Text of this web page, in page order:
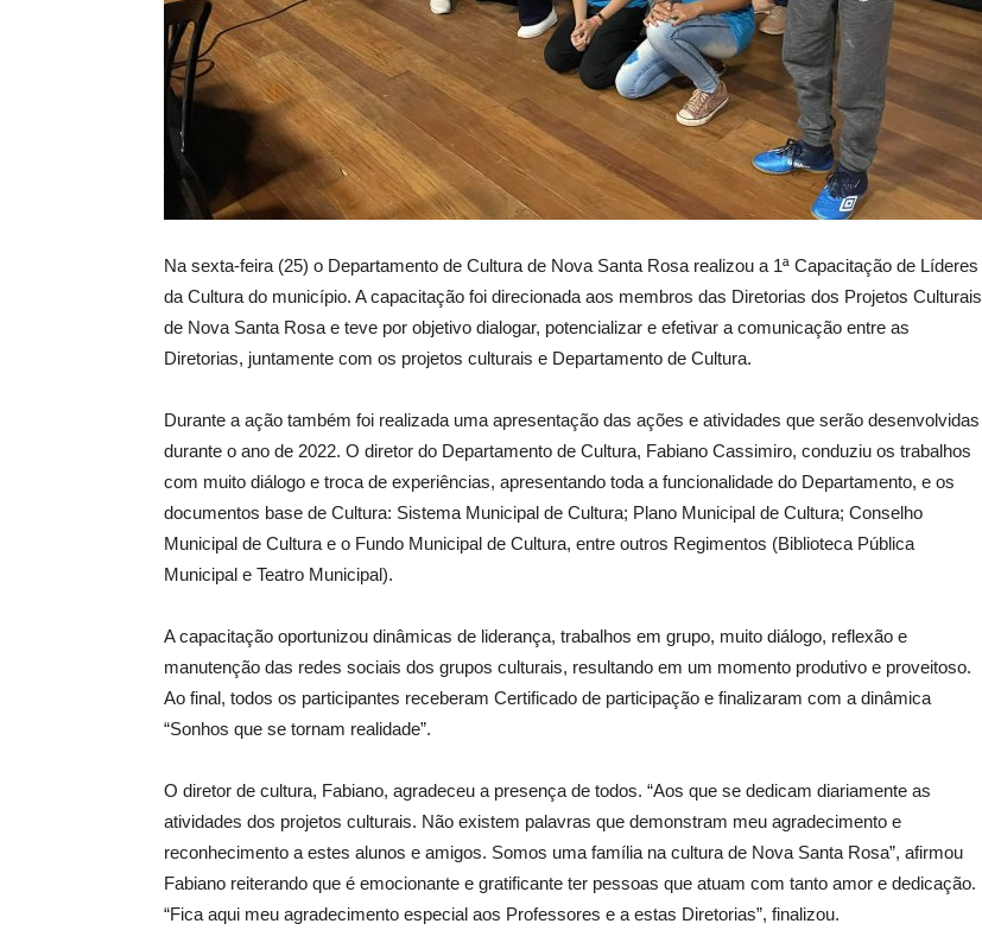
Na sexta-feira (25) o Departamento de Cultura de Nova Santa Rosa realizou a 1ª Capacitação de Líderes
da Cultura do município. A capacitação foi direcionada aos membros das Diretorias dos Projetos Culturais
de Nova Santa Rosa e teve por objetivo dialogar, potencializar e efetivar a comunicação entre as
Diretorias, juntamente com os projetos culturais e Departamento de Cultura.
Durante a ação também foi realizada uma apresentação das ações e atividades que serão desenvolvidas
durante o ano de 2022. O diretor do Departamento de Cultura, Fabiano Cassimiro, conduziu os trabalhos
com muito diálogo e troca de experiências, apresentando toda a funcionalidade do Departamento, e os
documentos base de Cultura: Sistema Municipal de Cultura; Plano Municipal de Cultura; Conselho
Municipal de Cultura e o Fundo Municipal de Cultura, entre outros Regimentos (Biblioteca Pública
Municipal e Teatro Municipal).
A capacitação oportunizou dinâmicas de liderança, trabalhos em grupo, muito diálogo, reflexão e
manutenção das redes sociais dos grupos culturais, resultando em um momento produtivo e proveitoso.
Ao final, todos os participantes receberam Certificado de participação e finalizaram com a dinâmica
“Sonhos que se tornam realidade”.
O diretor de cultura, Fabiano, agradeceu a presença de todos. “Aos que se dedicam diariamente as
atividades dos projetos culturais. Não existem palavras que demonstram meu agradecimento e
reconhecimento a estes alunos e amigos. Somos uma família na cultura de Nova Santa Rosa”, afirmou
Fabiano reiterando que é emocionante e gratificante ter pessoas que atuam com tanto amor e dedicação.
“Fica aqui meu agradecimento especial aos Professores e a estas Diretorias”, finalizou.